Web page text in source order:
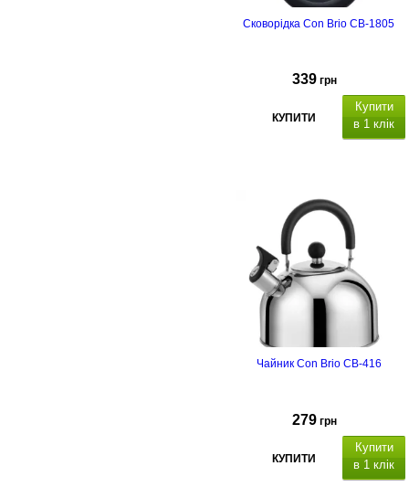
Сковорідка Con Brio CB-1805
339 грн
КУПИТИ
Купити
в 1 клік
Чайник Con Brio CB-416
279 грн
КУПИТИ
Купити
в 1 клік